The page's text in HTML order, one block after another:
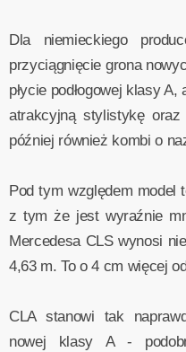
Dla niemieckiego
przyciągnięcie grona
płycie podłogowej klasy
atrakcyjną stylistykę
później również kombi o
Pod tym względem model
z tym że jest wyraźnie
Mercedesa CLS wynosi
4,63 m. To o 4 cm więcej
CLA stanowi tak
nowej klasy A -